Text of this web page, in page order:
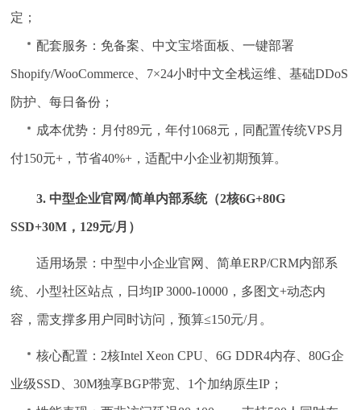
定；
配套服务：免备案、中文宝塔面板、一键部署
Shopify/WooCommerce、7×24小时中文全栈运维、基础DDoS
防护、每日备份；
成本优势：月付89元，年付1068元，同配置传统VPS月
付150元+，节省40%+，适配中小企业初期预算。
3. 中型企业官网/简单内部系统（2核6G+80G
SSD+30M，129元/月）
适用场景：中型中小企业官网、简单ERP/CRM内部系
统、小型社区站点，日均IP 3000-10000，多图文+动态内
容，需支撑多用户同时访问，预算≤150元/月。
核心配置：2核Intel Xeon CPU、6G DDR4内存、80G企
业级SSD、30M独享BGP带宽、1个加纳原生IP；